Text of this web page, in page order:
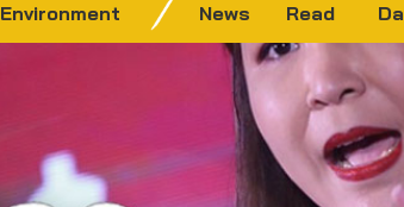
Environment News Read